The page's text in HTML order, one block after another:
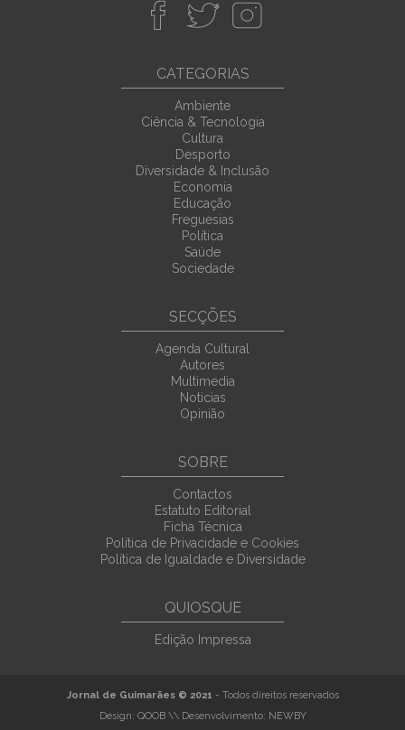
CATEGORIAS
Ambiente
Ciência & Tecnologia
Cultura
Desporto
Diversidade & Inclusão
Economia
Educação
Freguesias
Política
Saúde
Sociedade
SECÇÕES
Agenda Cultural
Autores
Multimedia
Noticias
Opinião
SOBRE
Contactos
Estatuto Editorial
Ficha Técnica
Política de Privacidade e Cookies
Política de Igualdade e Diversidade
QUIOSQUE
Edição Impressa
Jornal de Guimarães © 2021 - Todos direitos reservados
Design: QOOB\\ Desenvolvimento: NEWBY